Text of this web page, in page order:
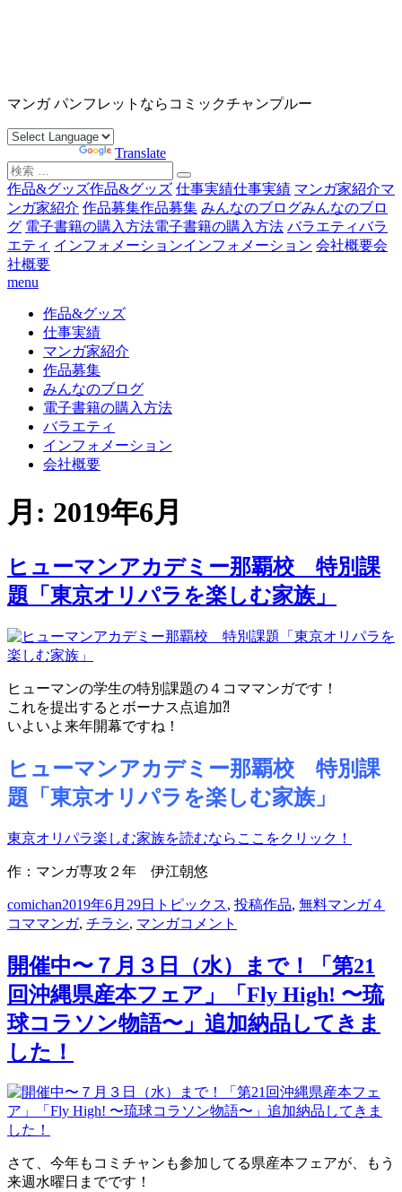
ツ
ス
ッ
プ
マンガ パンフレットならコミックチャンプルー
Translate
検
索
対
象:
作品&グッズ作品&グッズ 仕事実績仕事実績 マンガ家紹介マ
ンガ家紹介 作品募集作品募集 みんなのブログみんなのブロ
グ 電子書籍の購入方法電子書籍の購入方法 バラエティバラ
エティ インフォメーションインフォメーション 会社概要会
社概要
menu
作品&グッズ
仕事実績
マンガ家紹介
作品募集
みんなのブログ
電子書籍の購入方法
バラエティ
インフォメーション
会社概要
月: 2019年6月
ヒューマンアカデミー那覇校 特別課
題「東京オリパラを楽しむ家族」
ヒューマンの学生の特別課題の４コママンガです！
これを提出するとボーナス点追加⁈
いよいよ来年開幕ですね！
ヒューマンアカデミー那覇校 特別課
題「東京オリパラを楽しむ家族」
東京オリパラ楽しむ家族を読むならここをクリック！
作：マンガ専攻２年 伊江朝悠
投
稿
comichan投
稿
2019年6月29日 カ
テ
リ
ー
トピックス, 投稿作品, 無料マンガタ
４
コママンガ, チラシ, マンガヒ
マ
ン
ア
カ
ー
那
特
コメント
開催中〜７月３日（水）まで！「第21
回沖縄県産本フェア」「Fly High! 〜琉
球コラソン物語〜」追加納品してきま
した！
さて、今年もコミチャンも参加してる県産本フェアが、もう
来週水曜日までです！